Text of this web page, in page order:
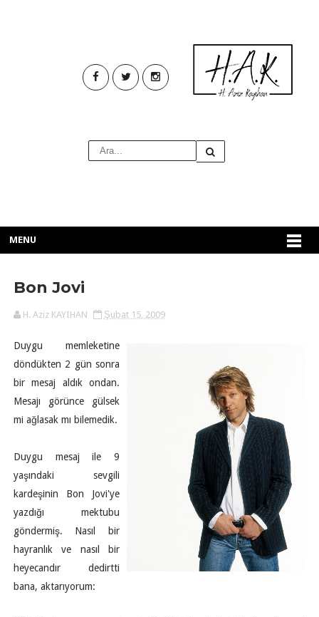
MENU
Bon Jovi
H. Aziz KAYIHAN Şubat 15, 2009
Duygu memleketine
döndükten 2 gün sonra
bir mesaj aldık ondan.
Mesajı görünce gülsek
mi ağlasak mı bilemedik.
Duygu mesaj ile 9
yaşındaki sevgili
kardeşinin Bon Jovi'ye
yazdığı mektubu
göndermiş. Nasıl bir
hayranlık ve nasıl bir
heyecandır dedirtti
bana, aktarıyorum: